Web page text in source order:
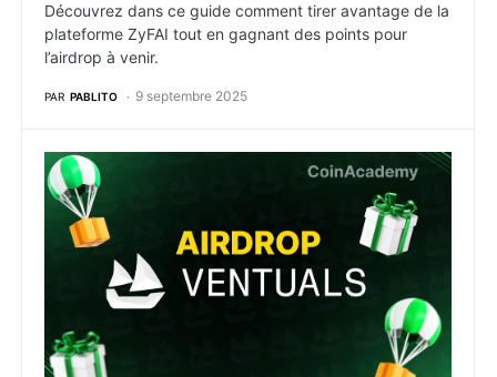
Découvrez dans ce guide comment tirer avantage de la
plateforme ZyFAI tout en gagnant des points pour
l’airdrop à venir.
PAR PABLITO 9 septembre 2025
Airdrop crypto Ventuals : comment y être éligible ?